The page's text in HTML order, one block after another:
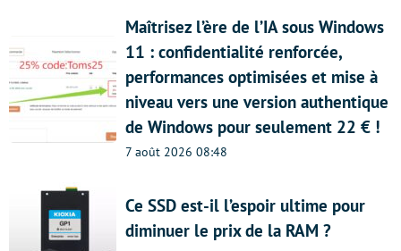
Maîtrisez l’ère de l’IA sous Windows
11 : confidentialité renforcée,
performances optimisées et mise à
niveau vers une version authentique
de Windows pour seulement 22 € !
7 août 2026 08:48
Ce SSD est-il l’espoir ultime pour
diminuer le prix de la RAM ?